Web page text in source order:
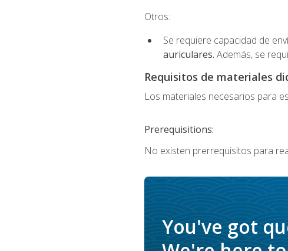
Otros:
Se requiere capacidad de
auriculares. Además, se
Requisitos de materiales
Los materiales necesarios para
Prerequisitions:
No existen prerrequisitos para
You've got